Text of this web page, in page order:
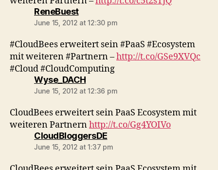
ReneBuestsays:
June 15, 2012 at 12:30 pm
#CloudBees erweitert sein #PaaS #Ecosystem
mit weiteren #Partnern –http://t.co/GSe9XVQc
#Cloud #CloudComputing
Wyse_DACHsays:
June 15, 2012 at 12:36 pm
CloudBees erweitert sein PaaS Ecosystem mit
weiteren Partnernhttp://t.co/Gg4YOIVo
CloudBloggersDEsays:
June 15, 2012 at 1:37 pm